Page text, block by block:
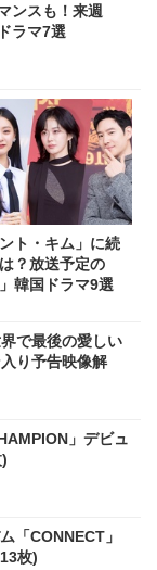
ンスも！来週
ラマ7選
ント・キム」に続
？放送予定の
韓国ドラマ9選
で最後の愛しい
り予告映像解
」デビュ
「CONNECT」
枚)